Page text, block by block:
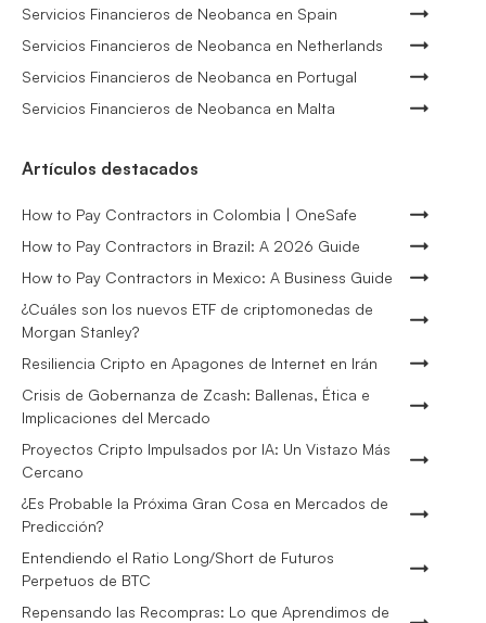
Servicios Financieros de Neobanca en Spain
Servicios Financieros de Neobanca en Netherlands
Servicios Financieros de Neobanca en Portugal
Servicios Financieros de Neobanca en Malta
Artículos destacados
How to Pay Contractors in Colombia | OneSafe
How to Pay Contractors in Brazil: A 2026 Guide
How to Pay Contractors in Mexico: A Business Guide
¿Cuáles son los nuevos ETF de criptomonedas de
Morgan Stanley?
Resiliencia Cripto en Apagones de Internet en Irán
Crisis de Gobernanza de Zcash: Ballenas, Ética e
Implicaciones del Mercado
Proyectos Cripto Impulsados por IA: Un Vistazo Más
Cercano
¿Es Probable la Próxima Gran Cosa en Mercados de
Predicción?
Entendiendo el Ratio Long/Short de Futuros
Perpetuos de BTC
Repensando las Recompras: Lo que Aprendimos de